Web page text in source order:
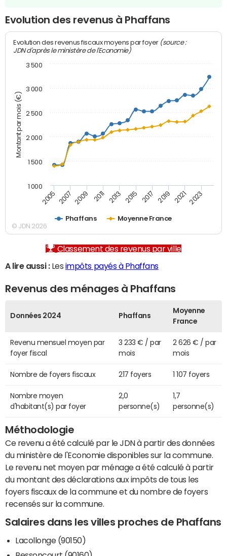
Evolution des revenus à Phaffans
Montant par mois (€)
Evolution des revenus fiscaux moyens par foyer (source :
JDN d'après le ministère de l'Economie)
Phaffans Moyenne France
2005 2007 2009 2011 2013 2015 2017 2019 2021 2023
1 000
1 500
2 000
2 500
3 000
3 500
© JDN 2026
Classement des revenus par ville
A lire aussi :Les impôts payés à Phaffans
Revenus des ménages à Phaffans
Données 2024 Phaffans
Moyenne
France
Revenu mensuel moyen par
foyer fiscal
3 233 € / par
mois
2 626 € / par
mois
Nombre de foyers fiscaux 217 foyers 1 107 foyers
Nombre moyen
d'habitant(s) par foyer
2,0
personne(s)
1,7
personne(s)
Méthodologie
Ce revenu a été calculé par le JDN à partir des données
du ministère de l'Economie disponibles sur la commune.
Le revenu net moyen par ménage a été calculé à partir
du montant des déclarations aux impôts de tous les
foyers fiscaux de la commune et du nombre de foyers
recensés sur la commune.
Salaires dans les villes proches de Phaffans
Lacollonge (90150)